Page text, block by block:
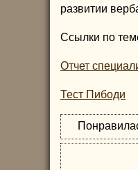
развитии
Ссылки по
Отчет
Тест Пибоди